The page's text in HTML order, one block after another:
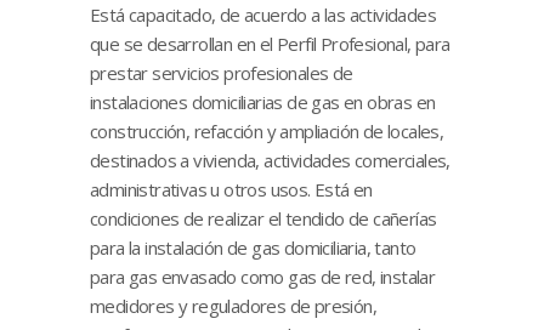
Está capacitado, de acuerdo a las actividades
que se desarrollan en el Perfil Profesional, para
prestar servicios profesionales de
instalaciones domiciliarias de gas en obras en
construcción, refacción y ampliación de locales,
destinados a vivienda, actividades comerciales,
administrativas u otros usos. Está en
condiciones de realizar el tendido de cañerías
para la instalación de gas domiciliaria, tanto
para gas envasado como gas de red, instalar
medidores y reguladores de presión,